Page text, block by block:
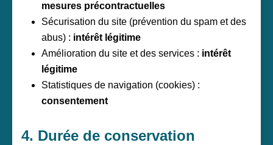
mesures précontractuelles
Sécurisation du site (prévention du spam et des
abus) : intérêt légitime
Amélioration du site et des services : intérêt
légitime
Statistiques de navigation (cookies) :
consentement
4. Durée de conservation